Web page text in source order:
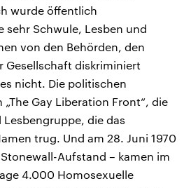
wurde öffentlich
sehr Schwule, Lesben und
von den Behörden, den
Gesellschaft diskriminiert
nicht. Die politischen
Gay Liberation Front“, die
die das
trug. Und am 28. Juni 1970
Aufstand – kamen im
4.000 Homosexuelle